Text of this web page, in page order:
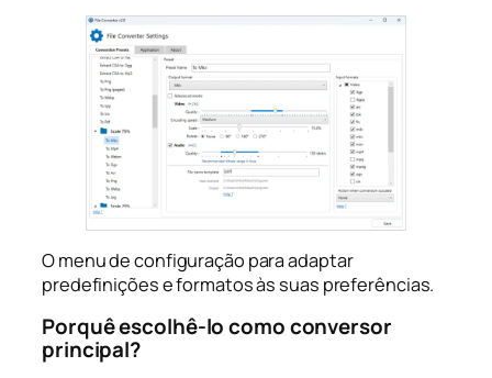
O menu de configuração para adaptar
predefinições e formatos às suas preferências.
Porquê escolhê-lo como conversor
principal?